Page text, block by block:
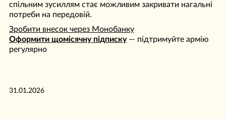
спільним зусиллям стає можливим закривати нагальні
потреби на передовій.
Зробити внесок через Монобанку
Оформити щомісячну підписку— підтримуйте армію
регулярно
31.01.2026